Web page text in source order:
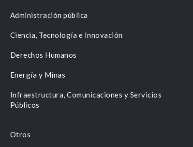
Administración pública
Ciencia, Tecnología e Innovación
Derechos Humanos
Energía y Minas
Infraestructura, Comunicaciones y Servicios
Públicos
Otros